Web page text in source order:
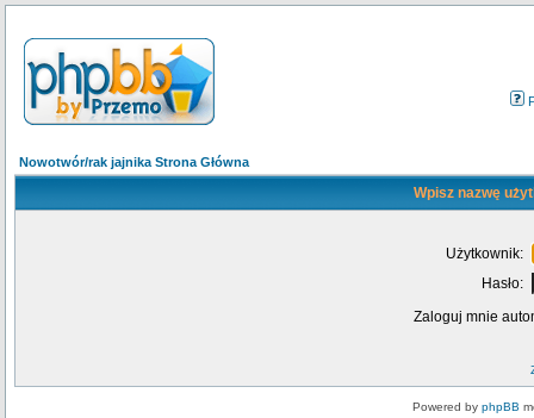
Nowotwór/rak jajnika Strona Główna
Wpisz nazwę
Użytkownik:
Hasło:
Zaloguj mnie
Powered by phpBB